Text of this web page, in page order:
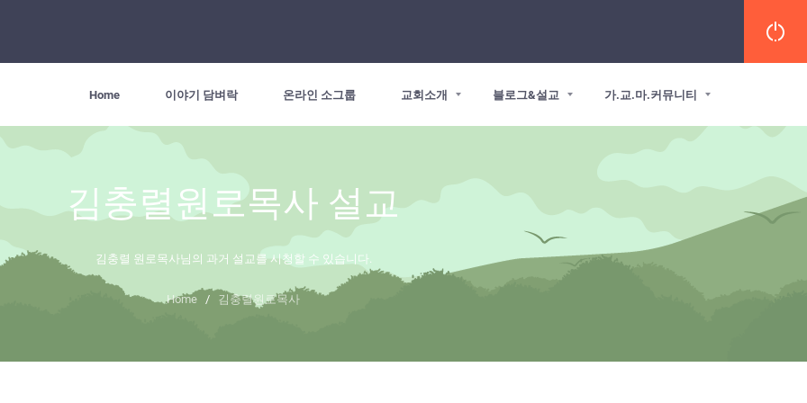
Home 이야기 담벼락 온라인 소그룹 교회소개 블로그&설교 가.교.마.커뮤니티
김충렬원로목사 설교
김충렬 원로목사님의 과거 설교를 시청할 수 있습니다.
Home / 김충렬원로목사